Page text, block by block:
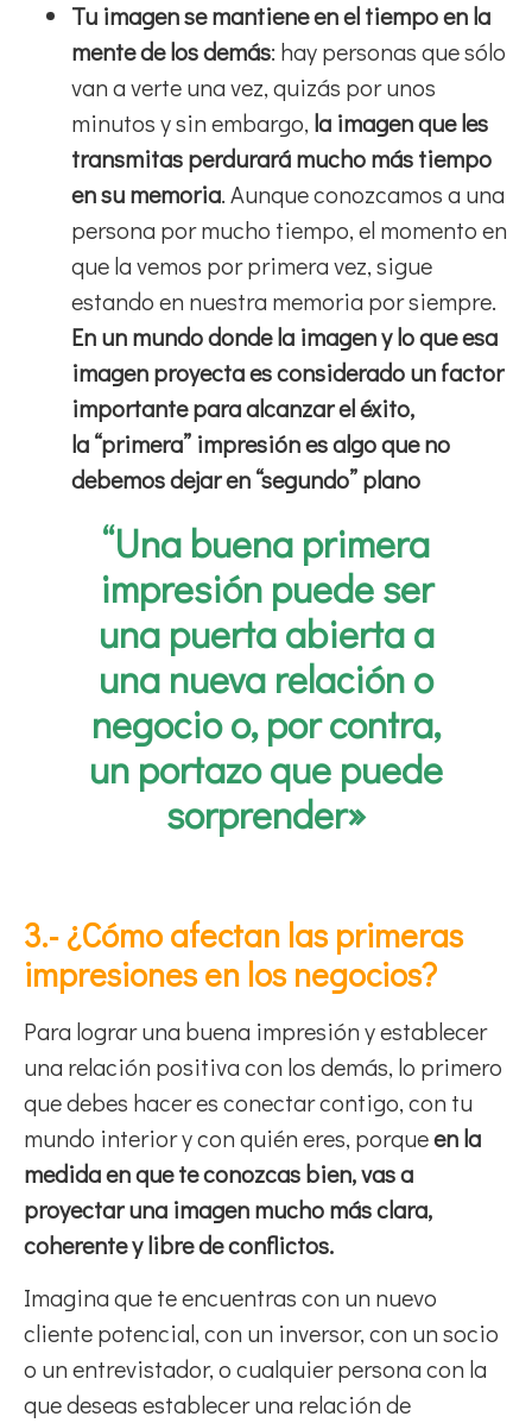
Tu imagen se mantiene en el tiempo en la
mente de los demás: hay personas que sólo
van a verte una vez, quizás por unos
minutos y sin embargo, la imagen que les
transmitas perdurará mucho más tiempo
en su memoria. Aunque conozcamos a una
persona por mucho tiempo, el momento en
que la vemos por primera vez, sigue
estando en nuestra memoria por siempre.
En un mundo donde la imagen y lo que esa
imagen proyecta es considerado un factor
importante para alcanzar el éxito,
la “primera” impresión es algo que no
debemos dejar en “segundo” plano
“Una buena primera
impresión puede ser
una puerta abierta a
una nueva relación o
negocio o, por contra,
un portazo que puede
sorprender»
3.- ¿Cómo afectan las primeras
impresiones en los negocios?
Para lograr una buena impresión y establecer
una relación positiva con los demás, lo primero
que debes hacer es conectar contigo, con tu
mundo interior y con quién eres, porqueen la
medida en que te conozcas bien, vas a
proyectar una imagen mucho más clara,
coherente y libre de conflictos.
Imagina que te encuentras con un nuevo
cliente potencial, con un inversor, con un socio
o un entrevistador, o cualquier persona con la
que deseas establecer una relación de